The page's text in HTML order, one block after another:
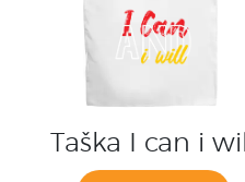
Taška I can i will